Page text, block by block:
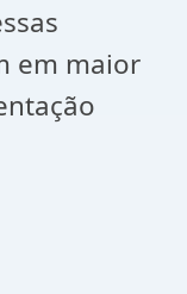
em maior